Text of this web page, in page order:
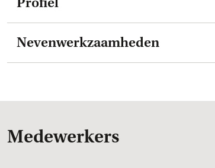
Nevenwerkzaamheden
Medewerkers